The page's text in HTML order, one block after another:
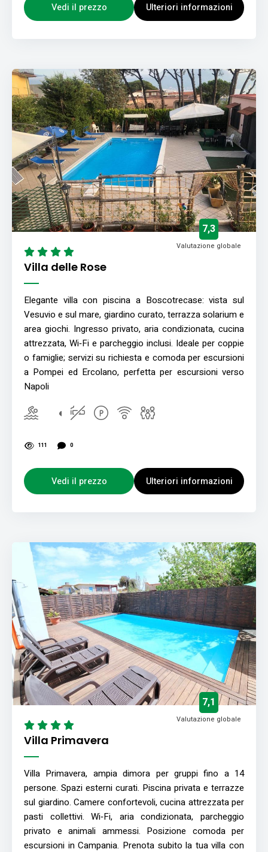
Vedi il prezzo Ulteriori informazioni
Villa delle Rose
7,3
Valutazione globale
Elegante villa con piscina a Boscotrecase: vista sul
Vesuvio e sul mare, giardino curato, terrazza solarium e
area giochi. Ingresso privato, aria condizionata, cucina
attrezzata, Wi‑Fi e parcheggio inclusi. Ideale per coppie
o famiglie; servizi su richiesta e comoda per escursioni
a Pompei ed Ercolano, perfetta per escursioni verso
Napoli
111 0
Vedi il prezzo Ulteriori informazioni
Villa Primavera
7,1
Valutazione globale
Villa Primavera, ampia dimora per gruppi fino a 14
persone. Spazi esterni curati. Piscina privata e terrazze
sul giardino. Camere confortevoli, cucina attrezzata per
pasti collettivi. Wi‑Fi, aria condizionata, parcheggio
privato e animali ammessi. Posizione comoda per
escursioni in Campania. Prenota subito la tua villa con